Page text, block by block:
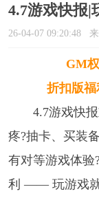
4.7游戏快报|
26-04-07 09:20:48
GM
折扣版
4.7游戏快
疼?抽卡、买装
有对等游戏体验
利 —— 玩游戏就